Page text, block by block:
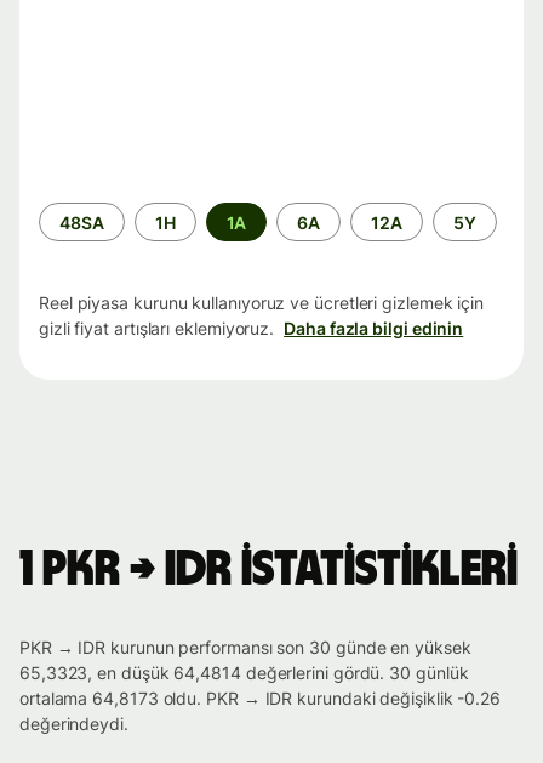
Zaman
aralığı
48SA 1H 1A 6A 12A 5Y
Reel piyasa kurunu kullanıyoruz ve ücretleri gizlemek için
gizli fiyat artışları eklemiyoruz. Daha fazla bilgi edinin
1 PKR → IDR istatistikleri
PKR → IDR kurunun performansı son 30 günde en yüksek
65,3323, en düşük 64,4814 değerlerini gördü. 30 günlük
ortalama 64,8173 oldu. PKR → IDR kurundaki değişiklik -0.26
değerindeydi.